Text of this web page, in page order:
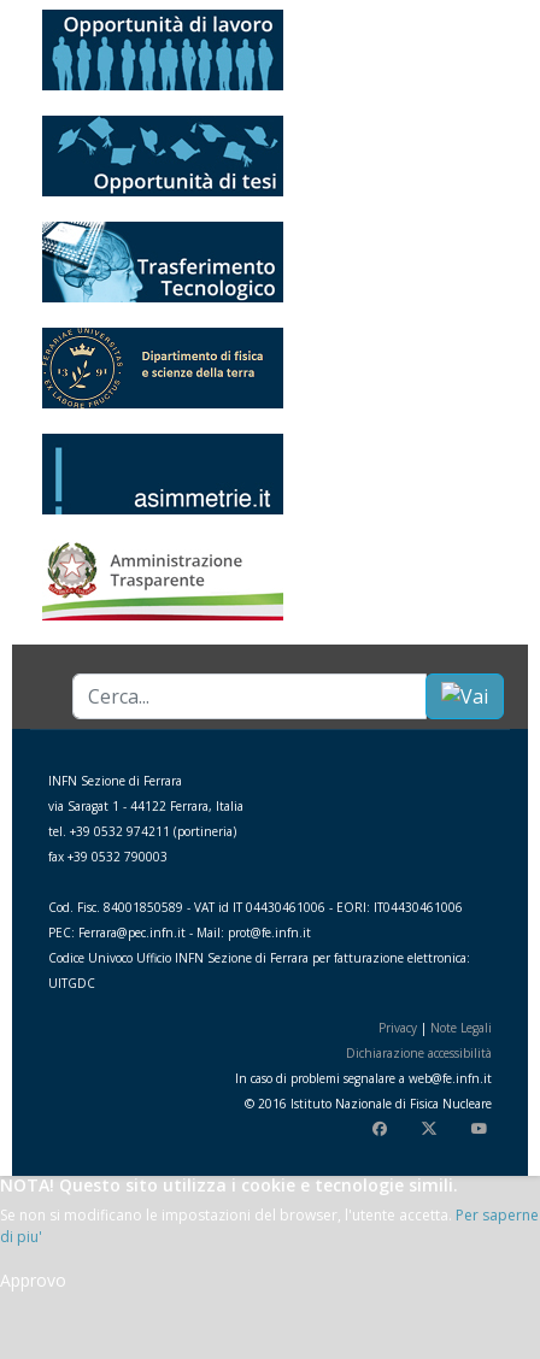
Cerca...
INFN Sezione di Ferrara
via Saragat 1 - 44122 Ferrara, Italia
tel. +39 0532 974211 (portineria)
fax +39 0532 790003
Cod. Fisc. 84001850589 - VAT id IT 04430461006 - EORI: IT04430461006
PEC: Ferrara@pec.infn.it - Mail: prot@fe.infn.it
Codice Univoco Ufficio INFN Sezione di Ferrara per fatturazione elettronica:
UITGDC
Privacy | Note Legali
Dichiarazione accessibilità
In caso di problemi segnalare a web@fe.infn.it
© 2016 Istituto Nazionale di Fisica Nucleare
NOTA! Questo sito utilizza i cookie e tecnologie simili.
Se non si modificano le impostazioni del browser, l'utente accetta. Per saperne
di piu'
Approvo